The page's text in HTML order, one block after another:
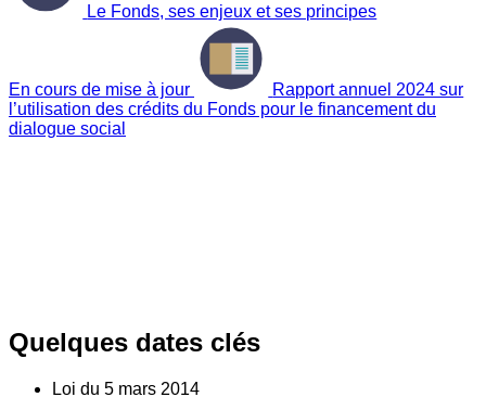
Le Fonds, ses enjeux et ses principes
En cours de mise à jour
Rapport annuel 2024 sur
l’utilisation des crédits du Fonds pour le financement du
dialogue social
Quelques dates clés
Loi du 5 mars 2014